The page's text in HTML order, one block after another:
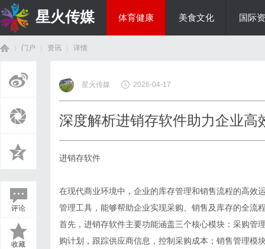
星火传媒 体育健康 美食文化 国际
门户 资讯
›
详情
评论
收藏
星火传媒 2026-04-17
深度解析进销存软件助力企业高
进销存软件
在现代商业环境中，企业的库存管理和销售流程的高效
管理工具，能够帮助企业实现采购、销售及库存的全流
首先，进销存软件主要功能涵盖三个核心模块：采购管
购计划，跟踪供应商信息，控制采购成本；销售管理模